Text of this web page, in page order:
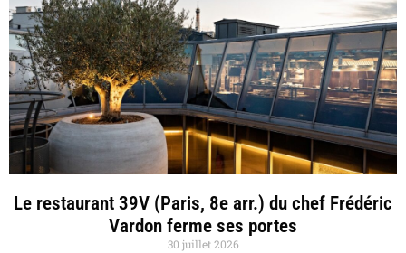
Le restaurant 39V (Paris, 8e arr.) du chef Frédéric
Vardon ferme ses portes
30 juillet 2026